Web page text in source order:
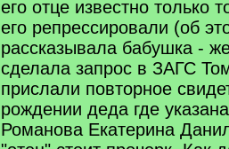
его отце известно только
его репрессировали (об
рассказывала бабушка -
сделала запрос в ЗАГС
прислали повторное
рождении деда где
Романова Екатерина